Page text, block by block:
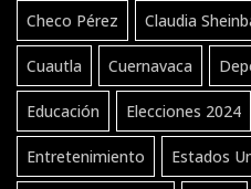
Checo Pérez Claudia
Cuautla Cuernavaca
Educación Elecciones 2024
Entretenimiento Estados